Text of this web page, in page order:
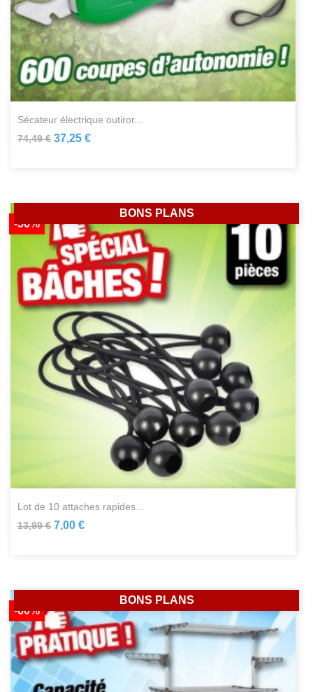
sécateur électrique outiror...
74,49 € 37,25 €
lot de 10 attaches rapides...
13,99 €
-50%
7,00 €
BONS PLANS
-60%
BONS PLANS